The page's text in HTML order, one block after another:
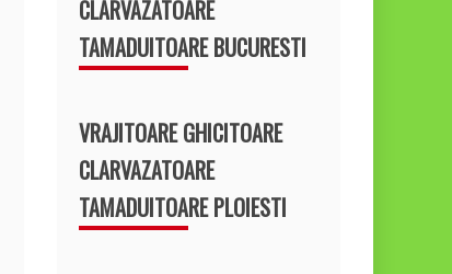
CLARVAZATOARE
TAMADUITOARE BUCURESTI
VRAJITOARE GHICITOARE
CLARVAZATOARE
TAMADUITOARE PLOIESTI